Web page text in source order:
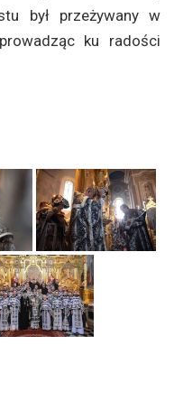
był przeżywany w
ku radości